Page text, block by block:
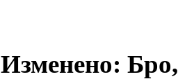
Изменено: